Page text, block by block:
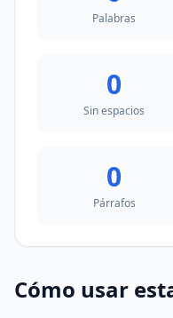
Palabras
0
Sin espacios
0
Párrafos
Cómo usar